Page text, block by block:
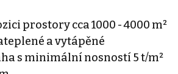
prostory cca 1000 - 4000 m²
a vytápěné
s minimální nosností 5 t/m²